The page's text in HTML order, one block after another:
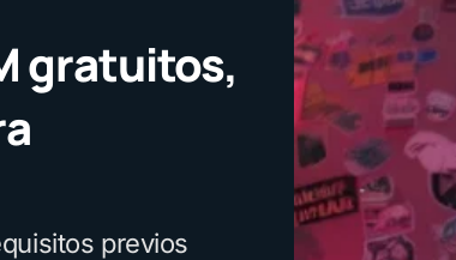
gratuitos,
previos